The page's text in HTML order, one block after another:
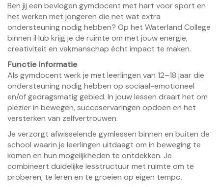
Ben jij een bevlogen gymdocent met hart voor sport en
het werken met jongeren die net wat extra
ondersteuning nodig hebben? Op het Waterland College
binnen iHub krijg je de ruimte om met jouw energie,
creativiteit en vakmanschap écht impact te maken.
Functie informatie
Als gymdocent werk je met leerlingen van 12–18 jaar die
ondersteuning nodig hebben op sociaal-emotioneel
en/of gedragsmatig gebied. In jouw lessen draait het om
plezier in bewegen, succeservaringen opdoen en het
versterken van zelfvertrouwen.
Je verzorgt afwisselende gymlessen binnen en buiten de
school waarin je leerlingen uitdaagt om in beweging te
komen en hun mogelijkheden te ontdekken. Je
combineert duidelijke lesstructuur met ruimte om te
proberen, te leren en te groeien op eigen tempo.